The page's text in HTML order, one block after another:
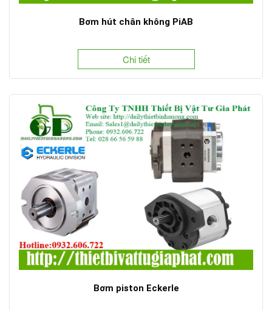
Bơm hút chân không PiAB
Chi tiết
Bơm piston Eckerle